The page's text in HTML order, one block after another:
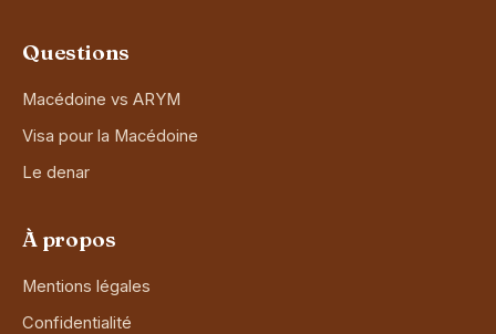
Questions
Macédoine vs ARYM
Visa pour la Macédoine
Le denar
À propos
Mentions légales
Confidentialité